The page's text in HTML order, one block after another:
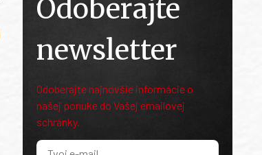
Odoberajte
newsletter
Odoberajte najnovšie informácie o
našej ponuke do Vašej emailovej
schránky.